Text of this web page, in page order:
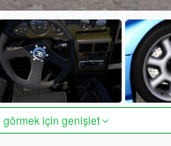
görmek için genişlet